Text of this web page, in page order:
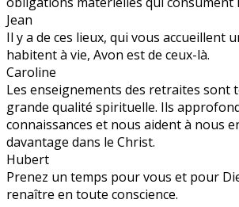
Jean
Il y a de ces lieux, qui vous accueillent
habitent à vie, Avon est de ceux-là.
Caroline
Les enseignements des retraites sont
grande qualité spirituelle. Ils
connaissances et nous aident à nous
davantage dans le Christ.
Hubert
Prenez un temps pour vous et pour
renaître en toute conscience.